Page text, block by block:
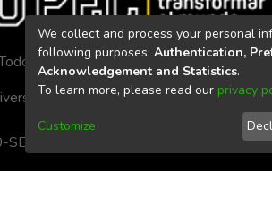
los derechos reservados 2023
Politécnica Estatal del Carchi
SE-33-CACES-2020
We collect and process your personal
following purposes: Authentication,
Acknowledgement and Statistics.
To learn more, please read our privacy
Customize